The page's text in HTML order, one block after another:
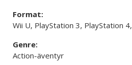
Format:
Wii U, PlayStation 3, PlayStation
Genre:
Action-äventyr